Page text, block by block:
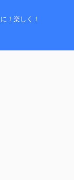
！楽しく！